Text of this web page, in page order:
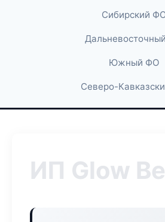
Сибирский
Южный ФО
Северо-
ИП Glow